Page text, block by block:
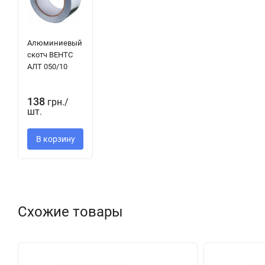
Алюминиевый
скотч ВЕНТС
АЛТ 050/10
138 грн./
шт.
В корзину
Схожие товары